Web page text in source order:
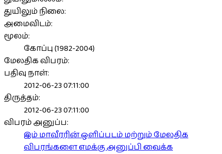
துயிலும் நிலை:
அமைவிடம்:
மூலம்:
கோப்பு (1982-2004)
மேலதிக விபரம்:
பதிவு நாள்:
2012-06-23 07:11:00
திருத்தம்:
2012-06-23 07:11:00
விபரம் அனுப்ப:
இம் மாவீரரின் ஒளிப்படம் மற்றும் மேலதிக
விபரங்களை எமக்கு அனுப்பி வைக்க